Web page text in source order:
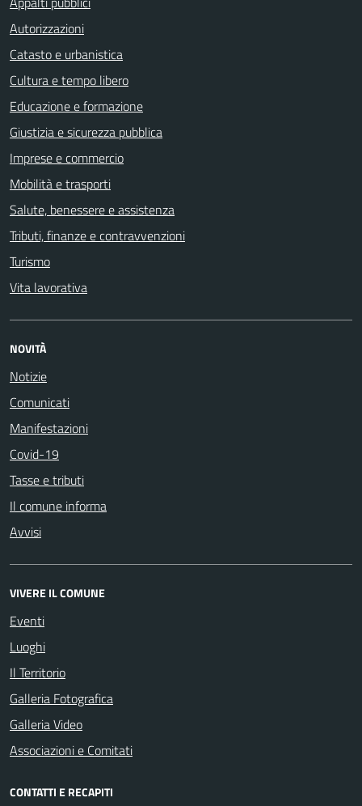
Autorizzazioni
Catasto e urbanistica
Cultura e tempo libero
Educazione e formazione
Giustizia e sicurezza pubblica
Imprese e commercio
Mobilità e trasporti
Salute, benessere e assistenza
Tributi, finanze e contravvenzioni
Turismo
Vita lavorativa
NOVITÀ
Notizie
Comunicati
Manifestazioni
Covid-19
Tasse e tributi
Il comune informa
Avvisi
VIVERE IL COMUNE
Eventi
Luoghi
Il Territorio
Galleria Fotografica
Galleria Video
Associazioni e Comitati
CONTATTI E RECAPITI